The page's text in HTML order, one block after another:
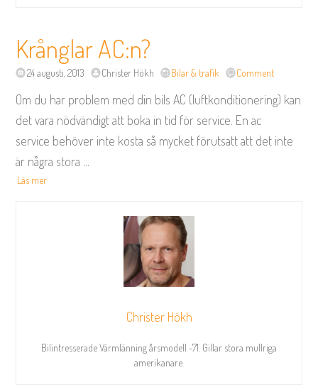
Krånglar AC:n?
24 augusti, 2013 Christer Hökh Bilar & trafik Comment
Om du har problem med din bils AC (luftkonditionering) kan
det vara nödvändigt att boka in tid för service. En ac
service behöver inte kosta så mycket förutsatt att det inte
är några stora ...
Läs mer
Christer Hökh
Bilintresserade Värmlänning årsmodell -71. Gillar stora mullriga
amerikanare.